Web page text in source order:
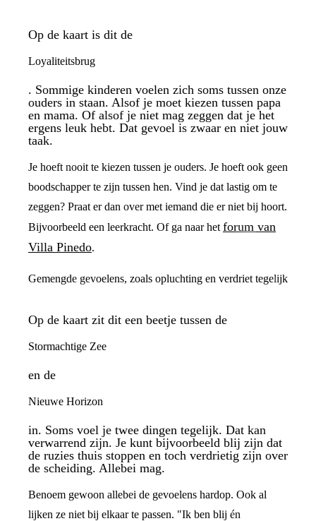
Op de kaart is dit de
Loyaliteitsbrug
. Sommige kinderen voelen zich soms tussen onze
ouders in staan. Alsof je moet kiezen tussen papa
en mama. Of alsof je niet mag zeggen dat je het
ergens leuk hebt. Dat gevoel is zwaar en niet jouw
taak.
Je hoeft nooit te kiezen tussen je ouders. Je hoeft ook geen
boodschapper te zijn tussen hen. Vind je dat lastig om te
zeggen? Praat er dan over met iemand die er niet bij hoort.
Bijvoorbeeld een leerkracht. Of ga naar het forum van
Villa Pinedo.
Gemengde gevoelens, zoals opluchting en verdriet tegelijk
Op de kaart zit dit een beetje tussen de
Stormachtige Zee
en de
Nieuwe Horizon
in. Soms voel je twee dingen tegelijk. Dat kan
verwarrend zijn. Je kunt bijvoorbeeld blij zijn dat
de ruzies thuis stoppen en toch verdrietig zijn over
de scheiding. Allebei mag.
Benoem gewoon allebei de gevoelens hardop. Ook al
lijken ze niet bij elkaar te passen. "Ik ben blij én